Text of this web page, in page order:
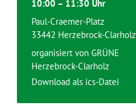
10:00 – 11:30 Uhr
Paul-Craemer-Platz
33442 Herzebrock-Clarholz
organisiert von GRÜNE
Herzebrock-Clarholz
Download als ics-Datei